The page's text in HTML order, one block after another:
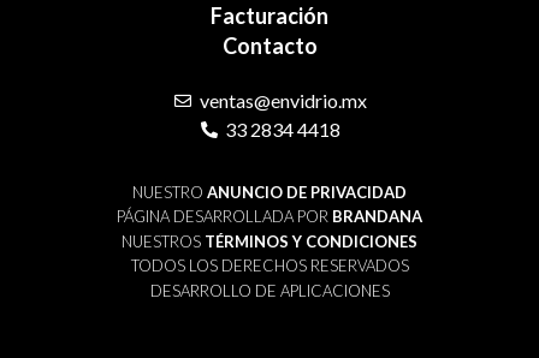
Facturación
Contacto
ventas@envidrio.mx
33 2834 4418
NUESTRO ANUNCIO DE PRIVACIDAD
PÁGINA DESARROLLADA POR BRANDANA
NUESTROS TÉRMINOS Y CONDICIONES
TODOS LOS DERECHOS RESERVADOS
DESARROLLO DE APLICACIONES